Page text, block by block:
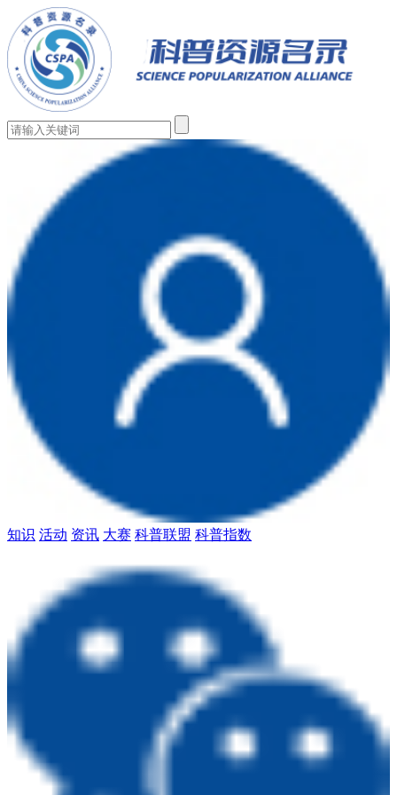
知识 活动 资讯 大赛 科普联盟 科普指数